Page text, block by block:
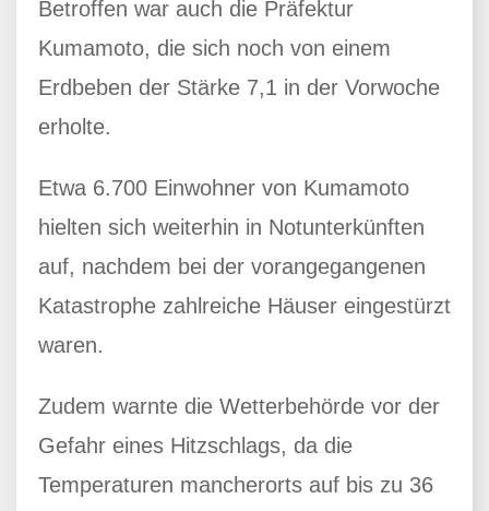
Betroffen war auch die Präfektur
Kumamoto, die sich noch von einem
Erdbeben der Stärke 7,1 in der Vorwoche
erholte.
Etwa 6.700 Einwohner von Kumamoto
hielten sich weiterhin in Notunterkünften
auf, nachdem bei der vorangegangenen
Katastrophe zahlreiche Häuser eingestürzt
waren.
Zudem warnte die Wetterbehörde vor der
Gefahr eines Hitzschlags, da die
Temperaturen mancherorts auf bis zu 36